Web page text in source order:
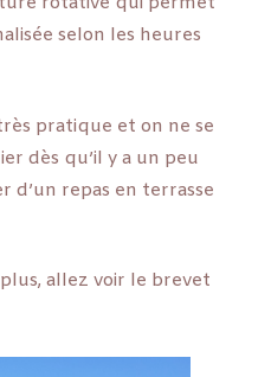
selon les heures
pratique et on ne se
dès qu’il y a un peu
d’un repas en terrasse
allez voir le brevet